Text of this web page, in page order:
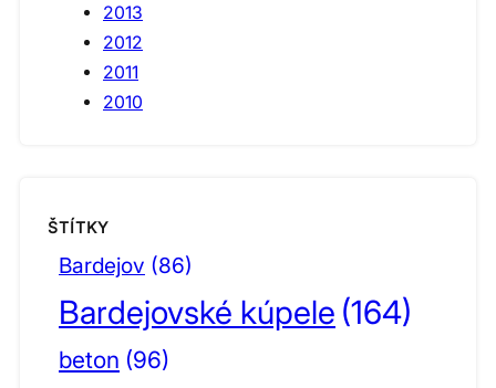
2013
2012
2011
2010
ŠTÍTKY
Bardejov (86)
Bardejovské kúpele (164)
beton (96)